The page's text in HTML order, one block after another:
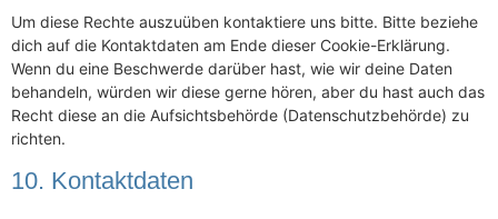
Um diese Rechte auszuüben kontaktiere uns bitte. Bitte beziehe
dich auf die Kontaktdaten am Ende dieser Cookie-Erklärung.
Wenn du eine Beschwerde darüber hast, wie wir deine Daten
behandeln, würden wir diese gerne hören, aber du hast auch das
Recht diese an die Aufsichtsbehörde (Datenschutzbehörde) zu
richten.
10. Kontaktdaten